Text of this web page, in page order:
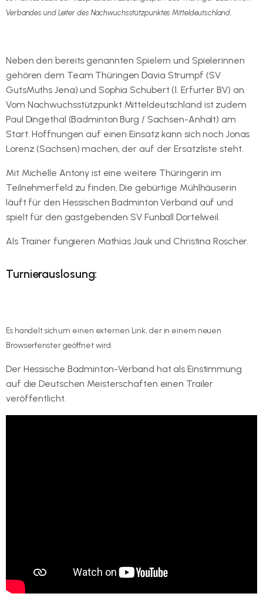
Verbandes und Leiter des Nachwuchsstützpunktes Mitteldeutschland.
Neben den bereits genannten Spielern und Spielerinnen
gehören dem Team Thüringen Davia Strumpf (SV
GutsMuths Jena) und Sophia Schubert (1. Erfurter BV) an.
Vom Nachwuchsstützpunkt Mitteldeutschland ist zudem
Paul Dingethal (Badminton Burg / Sachsen-Anhalt) am
Start. Hoffnungen auf einen Einsatz kann sich noch Jonas
Lorenz (Sachsen) machen, der auf der Ersatzliste steht.
Mit Michelle Antony ist eine weitere Thüringerin im
Teilnehmerfeld zu finden. Die gebürtige Mühlhäuserin
läuft für den Hessischen Badminton Verband auf und
spielt für den gastgebenden SV Funball Dortelweil.
Als Trainer fungieren Mathias Jauk und Christina Roscher.
Turnierauslosung:
Es handelt sich um einen externen Link, der in einem neuen
Browserfenster geöffnet wird.
Der Hessische Badminton-Verband hat als Einstimmung
auf die Deutschen Meisterschaften einen Trailer
veröffentlicht.